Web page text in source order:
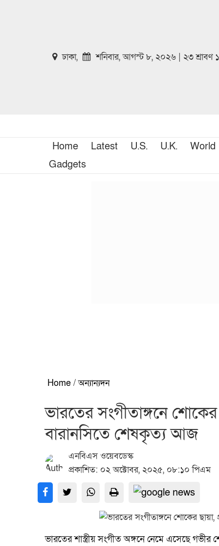
ঢাকা, শনিবার, আগস্ট ৮, ২০২৬ | ২৩ শ্রাবণ
Home Latest U.S. U.K. World
Gadgets
Home / অন্যান্যদন
ভারতের সংগীতাঙ্গনে শোকের
বারানসিতে শেষকৃত্য আজ
এনবিএস ওয়েবডেস্ক
প্রকাশিত: ০২ অক্টোবর, ২০২৫, ০৮:১০ পিএম
ভারতের শাস্ত্রীয় সংগীত অঙ্গনে নেমে এসেছে গভীর